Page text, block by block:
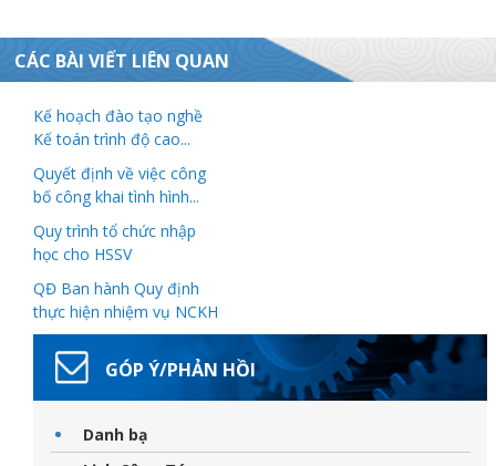
CÁC BÀI VIẾT LIÊN QUAN
Kế hoạch đào tạo nghề
Kế toán trình độ cao...
Quyết định về việc công
bố công khai tình hình...
Quy trình tổ chức nhập
học cho HSSV
QĐ Ban hành Quy định
thực hiện nhiệm vụ NCKH
GÓP Ý/PHẢN HỒI
Danh bạ